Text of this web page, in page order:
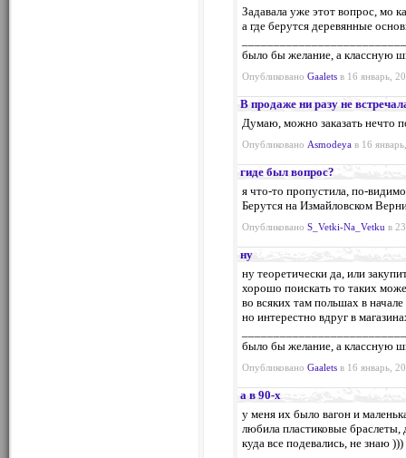
Задавала уже этот вопрос, мо
а где берутся деревянные
было бы желание, а классную
Опубликовано Gaalets в 16 январь,
В продаже ни разу не
Думаю, можно заказать нечто
Опубликовано Asmodeya в 16
гиде был вопрос?
я что-то пропустила, по-
Берутся на Измайловском
Опубликовано S_Vetki-Na_Vetku в
ну
ну теоретически да, или
хорошо поискать то таких
во всяких там польшах в
но интерестно вдруг в
было бы желание, а классную
Опубликовано Gaalets в 16 январь,
а в 90-х
у меня их было вагон и
любила пластиковые браслеты,
куда все подевались, не знаю )))